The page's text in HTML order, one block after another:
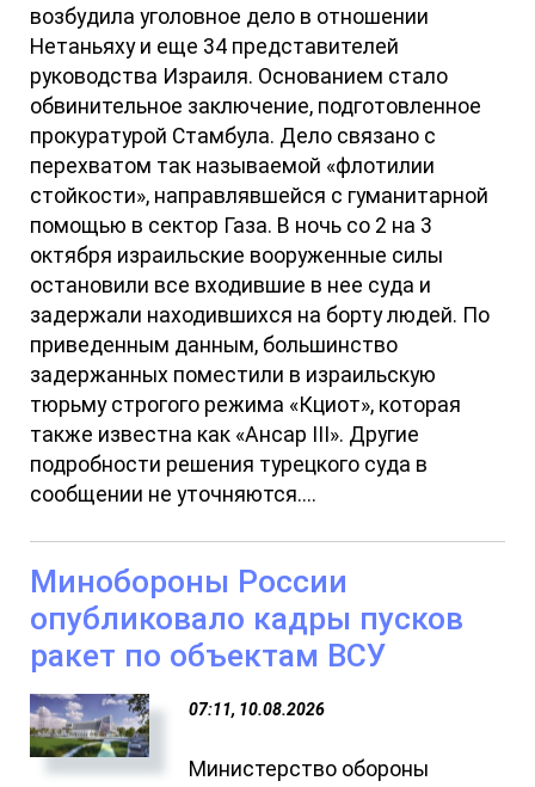
возбудила уголовное дело в отношении
Нетаньяху и еще 34 представителей
руководства Израиля. Основанием стало
обвинительное заключение, подготовленное
прокуратурой Стамбула. Дело связано с
перехватом так называемой «флотилии
стойкости», направлявшейся с гуманитарной
помощью в сектор Газа. В ночь со 2 на 3
октября израильские вооруженные силы
остановили все входившие в нее суда и
задержали находившихся на борту людей. По
приведенным данным, большинство
задержанных поместили в израильскую
тюрьму строгого режима «Кциот», которая
также известна как «Ансар III». Другие
подробности решения турецкого суда в
сообщении не уточняются....
Минобороны России
опубликовало кадры пусков
ракет по объектам ВСУ
07:11, 10.08.2026
Министерство обороны